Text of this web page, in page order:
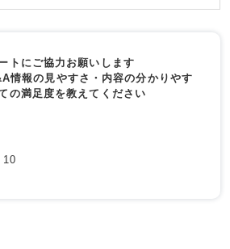
トにご協力お願いします
情報の見やすさ・内容の分かりやす
の満足度を教えてください
10